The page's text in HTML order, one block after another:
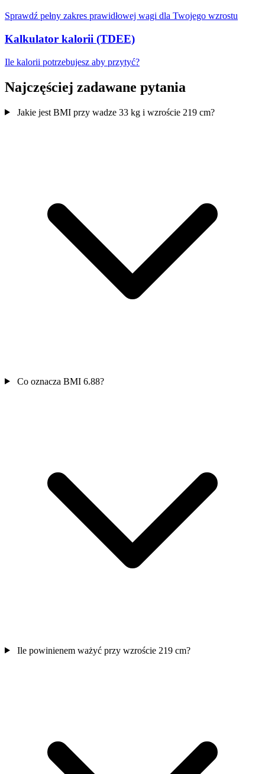
Sprawdź pełny zakres prawidłowej wagi dla Twojego wzrostu
Kalkulator kalorii (TDEE)
Ile kalorii potrzebujesz aby przytyć?
Najczęściej zadawane pytania
Jakie jest BMI przy wadze 33 kg i wzroście 219 cm?
Co oznacza BMI 6.88?
Ile powinienem ważyć przy wzroście 219 cm?